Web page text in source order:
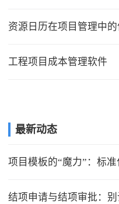
资源日历在项目管理中的
工程项目成本管理软件
最新动态